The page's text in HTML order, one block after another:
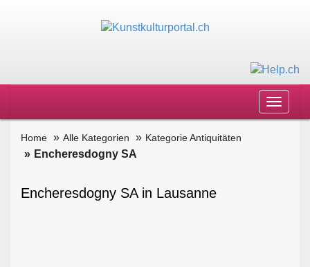
Toggle
Home Alle Kategorien Kategorie Antiquitäten
Encheresdogny SA
Encheresdogny SA in Lausanne